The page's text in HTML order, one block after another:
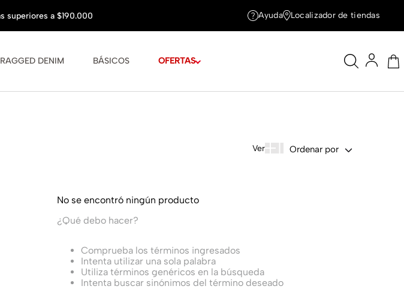
RAGGED DENIM BÁSICOS OFERTAS
Ayuda Localizador de tiendas
Ordenar por
No se encontró ningún producto
¿Qué debo hacer?
Comprueba los términos ingresados
Intenta utilizar una sola palabra
Utiliza términos genéricos en la búsqueda
Intenta buscar sinónimos del término deseado